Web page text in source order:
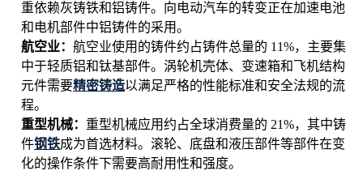
重依赖灰铸铁和铝铸件。向电动汽车的转变正在加速电池
和电机部件中铝铸件的采用。
航空业： 航空业使用的铸件约占铸件总量的 11%，主要集
中于轻质铝和钛基部件。涡轮机壳体、变速箱和飞机结构
元件需要精密铸造以满足严格的性能标准和安全法规的流
程。
重型机械： 重型机械应用约占全球消费量的 21%，其中铸
件钢铁成为首选材料。滚轮、底盘和液压部件等部件在变
化的操作条件下需要高耐用性和强度。